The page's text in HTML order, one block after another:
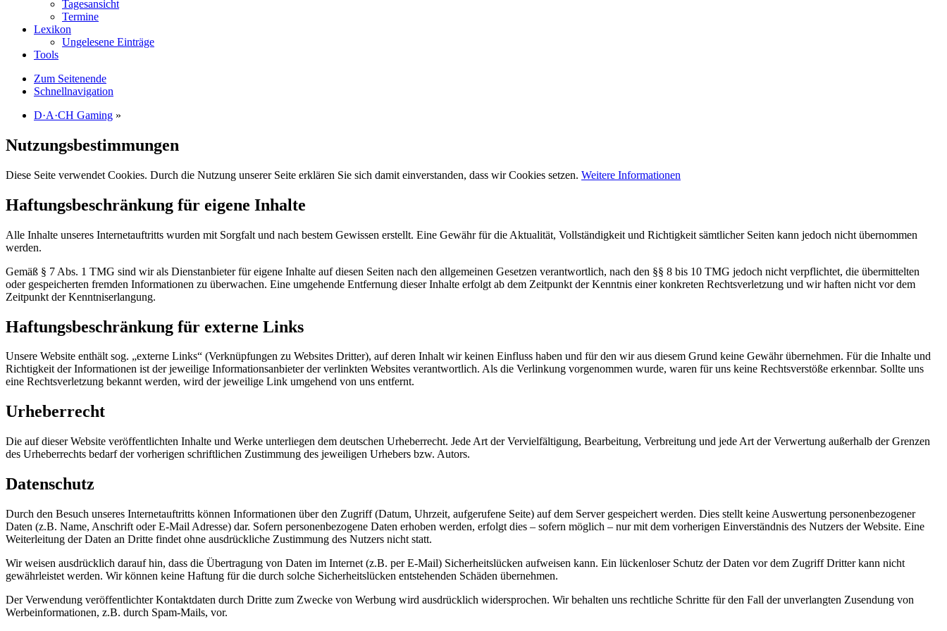
Tagesansicht
Termine
Lexikon
Ungelesene Einträge
Tools
Zum Seitenende
Schnellnavigation
D·A·CH Gaming »
Nutzungsbestimmungen
Diese Seite verwendet Cookies. Durch die Nutzung unserer Seite erklären Sie sich damit einverstanden, dass wir Cookies setzen. Weitere Informationen
Haftungsbeschränkung für eigene Inhalte
Alle Inhalte unseres Internetauftritts wurden mit Sorgfalt und nach bestem Gewissen erstellt. Eine Gewähr für die Aktualität, Vollständigkeit und Richtigkeit sämtlicher Seiten kann jedoch nicht übernommen
werden.
Gemäß § 7 Abs. 1 TMG sind wir als Dienstanbieter für eigene Inhalte auf diesen Seiten nach den allgemeinen Gesetzen verantwortlich, nach den §§ 8 bis 10 TMG jedoch nicht verpflichtet, die übermittelten
oder gespeicherten fremden Informationen zu überwachen. Eine umgehende Entfernung dieser Inhalte erfolgt ab dem Zeitpunkt der Kenntnis einer konkreten Rechtsverletzung und wir haften nicht vor dem
Zeitpunkt der Kenntniserlangung.
Haftungsbeschränkung für externe Links
Unsere Website enthält sog. „externe Links“ (Verknüpfungen zu Websites Dritter), auf deren Inhalt wir keinen Einfluss haben und für den wir aus diesem Grund keine Gewähr übernehmen. Für die Inhalte und
Richtigkeit der Informationen ist der jeweilige Informationsanbieter der verlinkten Websites verantwortlich. Als die Verlinkung vorgenommen wurde, waren für uns keine Rechtsverstöße erkennbar. Sollte uns
eine Rechtsverletzung bekannt werden, wird der jeweilige Link umgehend von uns entfernt.
Urheberrecht
Die auf dieser Website veröffentlichten Inhalte und Werke unterliegen dem deutschen Urheberrecht. Jede Art der Vervielfältigung, Bearbeitung, Verbreitung und jede Art der Verwertung außerhalb der Grenzen
des Urheberrechts bedarf der vorherigen schriftlichen Zustimmung des jeweiligen Urhebers bzw. Autors.
Datenschutz
Durch den Besuch unseres Internetauftritts können Informationen über den Zugriff (Datum, Uhrzeit, aufgerufene Seite) auf dem Server gespeichert werden. Dies stellt keine Auswertung personenbezogener
Daten (z.B. Name, Anschrift oder E-Mail Adresse) dar. Sofern personenbezogene Daten erhoben werden, erfolgt dies – sofern möglich – nur mit dem vorherigen Einverständnis des Nutzers der Website. Eine
Weiterleitung der Daten an Dritte findet ohne ausdrückliche Zustimmung des Nutzers nicht statt.
Wir weisen ausdrücklich darauf hin, dass die Übertragung von Daten im Internet (z.B. per E-Mail) Sicherheitslücken aufweisen kann. Ein lückenloser Schutz der Daten vor dem Zugriff Dritter kann nicht
gewährleistet werden. Wir können keine Haftung für die durch solche Sicherheitslücken entstehenden Schäden übernehmen.
Der Verwendung veröffentlichter Kontaktdaten durch Dritte zum Zwecke von Werbung wird ausdrücklich widersprochen. Wir behalten uns rechtliche Schritte für den Fall der unverlangten Zusendung von
Werbeinformationen, z.B. durch Spam-Mails, vor.